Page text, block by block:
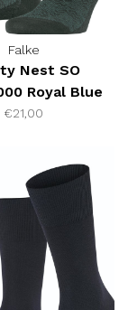
Falke
Nest SO
Royal Blue
€21,00